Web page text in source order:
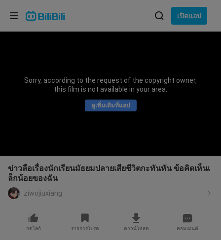
เปิดแอป
Sorry, according to the request of the copyright owner,
this film is not available in your area.
ดูเพิ่มเติมที่แอป
ข่าวลือเรื่องนักเรียนมัธยมปลายเสียชีวิตกะทันหัน ข้อคิดเห็นเ
ล็กน้อยของฉัน
ziwojiuxiang
กดไลก์ รายการโปรด ดาวน์โหลด คอมเมนต์
เลือกภาษา